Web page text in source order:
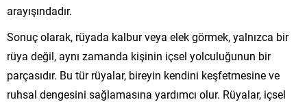
arayışındadır.
Sonuç olarak, rüyada kalbur veya elek görmek, yalnızca bir
rüya değil, aynı zamanda kişinin içsel yolculuğunun bir
parçasıdır. Bu tür rüyalar, bireyin kendini keşfetmesine ve
ruhsal dengesini sağlamasına yardımcı olur. Rüyalar, içsel